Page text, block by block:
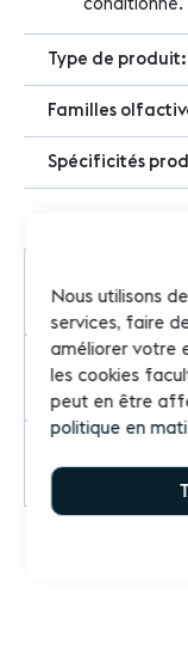
Nous utilisons
services, faire
améliorer votre
les cookies
peut en être
politique en
conditionné.
Parfum
Commentaires
Questions sur le